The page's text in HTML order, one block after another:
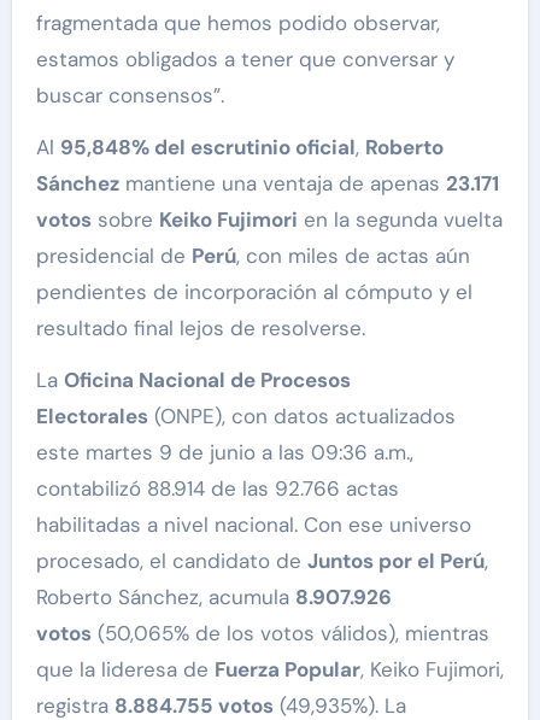
fragmentada que hemos podido observar,
estamos obligados a tener que conversar y
buscar consensos”.
Al 95,848% del escrutinio oficial, Roberto
Sánchezmantiene una ventaja de apenas 23.171
votossobre Keiko Fujimori en la segunda vuelta
presidencial de Perú, con miles de actas aún
pendientes de incorporación al cómputo y el
resultado final lejos de resolverse.
La Oficina Nacional de Procesos
Electorales(ONPE), con datos actualizados
este martes 9 de junio a las 09:36 a.m.,
contabilizó 88.914 de las 92.766 actas
habilitadas a nivel nacional. Con ese universo
procesado, el candidato de Juntos por el Perú,
Roberto Sánchez, acumula 8.907.926
votos(50,065% de los votos válidos), mientras
que la lideresa de Fuerza Popular, Keiko Fujimori,
registra 8.884.755 votos(49,935%). La